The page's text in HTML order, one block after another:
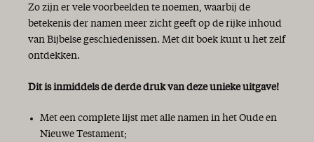
Zo zijn er vele voorbeelden te noemen, waarbij de
betekenis der namen meer zicht geeft op de rijke inhoud
van Bijbelse geschiedenissen. Met dit boek kunt u het zelf
ontdekken.
Dit is inmiddels de derde druk van deze unieke uitgave!
Met een complete lijst met alle namen in het Oude en
Nieuwe Testament;